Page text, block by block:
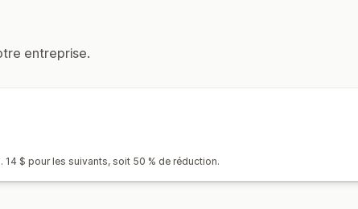
entreprise.
$ pour les suivants, soit 50 % de réduction.